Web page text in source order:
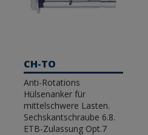
CH-TO
Anti-Rotations
Hülsenanker für
mittelschwere Lasten.
Sechskantschraube 6.8.
ETB-Zulassung Opt.7